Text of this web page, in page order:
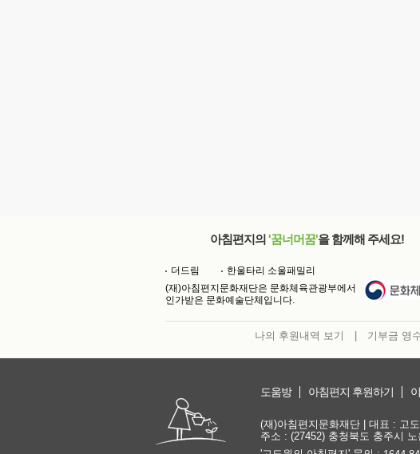
아침편지의 '꿈너머꿈'을 함께해 주세요!
더드림
한울타리 소울패밀리
(재)아침편지문화재단은 문화체육관광부에서
인가받은 문화예술단체입니다.
나의 후원내역 보기 기부금 영
도움방 아침편지 후원하기
(재)아침편지문화재단 | 대표 : 고
주소 : (27452) 충청북도 충주시